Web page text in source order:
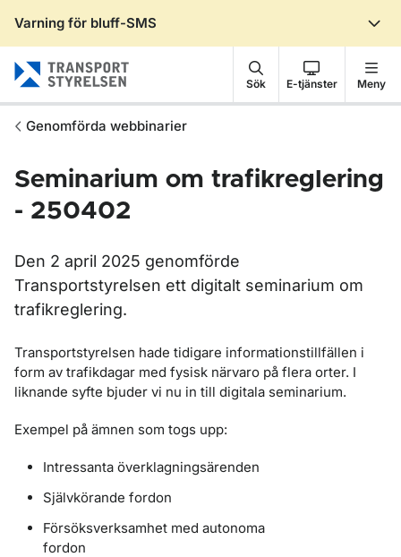
Varning för bluff-SMS
Sök E-tjänster Meny
Genomförda webbinarier
Seminarium om trafikreglering
- 250402
Den 2 april 2025 genomförde
Transportstyrelsen ett digitalt seminarium om
trafikreglering.
Transportstyrelsen hade tidigare informationstillfällen i
form av trafikdagar med fysisk närvaro på flera orter. I
liknande syfte bjuder vi nu in till digitala seminarium.
Exempel på ämnen som togs upp:
Intressanta överklagningsärenden
Självkörande fordon
Försöksverksamhet med autonoma
fordon